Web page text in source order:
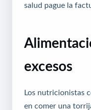
salud pague la
excesos
Los nutricionistas
en comer una